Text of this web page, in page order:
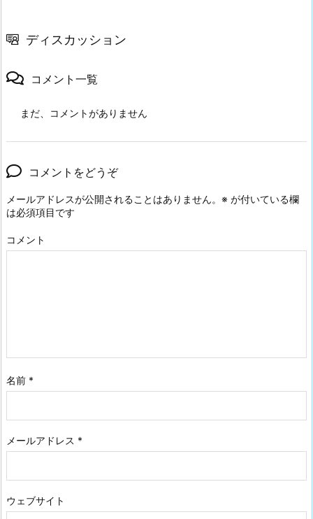
ディスカッション
コメント一覧
まだ、コメントがありません
コメントをどうぞ
メールアドレスが公開されることはありません。 ※ が付いている欄
は必須項目です
コメント
名前 *
メールアドレス *
ウェブサイト